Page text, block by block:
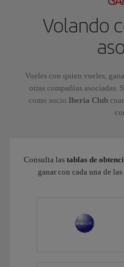
Volando
Vueles con quien vueles,
otras compañías asociadas.
como socio Iberia Club
Consulta las tablas de
ganar con cada una de